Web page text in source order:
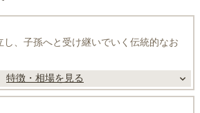
し、子孫へと受け継いでいく伝統的なお
特徴・相場を見る